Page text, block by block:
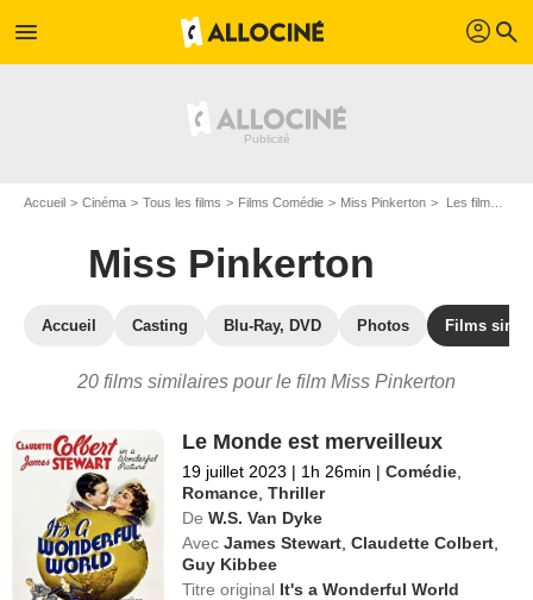
menu profil search
Accueil Cinéma Tous les films Films Comédie Miss Pinkerton Les films similaires à "Miss Pinkerton"
Miss Pinkerton
Accueil Casting Blu-Ray, DVD Photos Films
20 films similaires pour le film Miss Pinkerton
Le Monde est merveilleux
19 juillet 2023 | 1h 26min | Comédie
Romance ,Thriller
De W.S. Van Dyke
Avec James Stewart ,Claudette Colbert
Guy Kibbee
Titre original It's a Wonderful World